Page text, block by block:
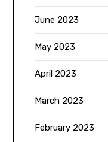
June 2023
May 2023
April 2023
March 2023
February 2023